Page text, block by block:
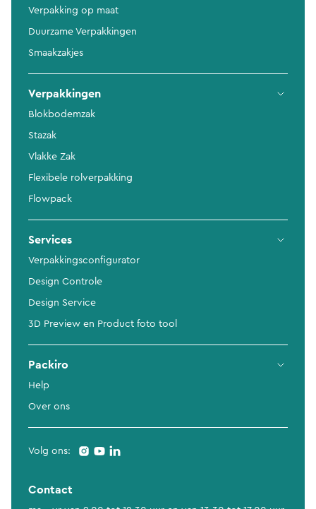
Verpakking op maat
Duurzame Verpakkingen
Smaakzakjes
Verpakkingen
Blokbodemzak
Stazak
Vlakke Zak
Flexibele rolverpakking
Flowpack
Services
Verpakkingsconfigurator
Design Controle
Design Service
3D Preview en Product foto tool
Packiro
Help
Over ons
Volg ons:
Contact